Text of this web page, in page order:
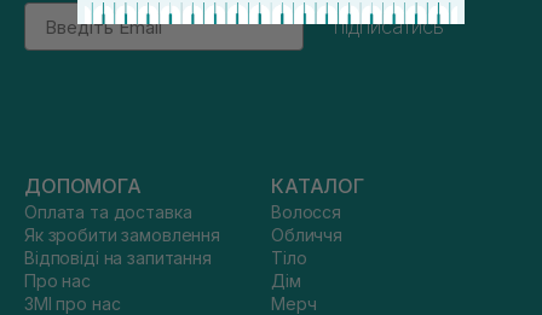
Email
підписатись
ДОПОМОГА
Оплата та доставка
Як зробити замовлення
Відповіді на запитання
Про нас
ЗМІ про нас
КАТАЛОГ
Волосся
Обличчя
Тіло
Дім
Мерч